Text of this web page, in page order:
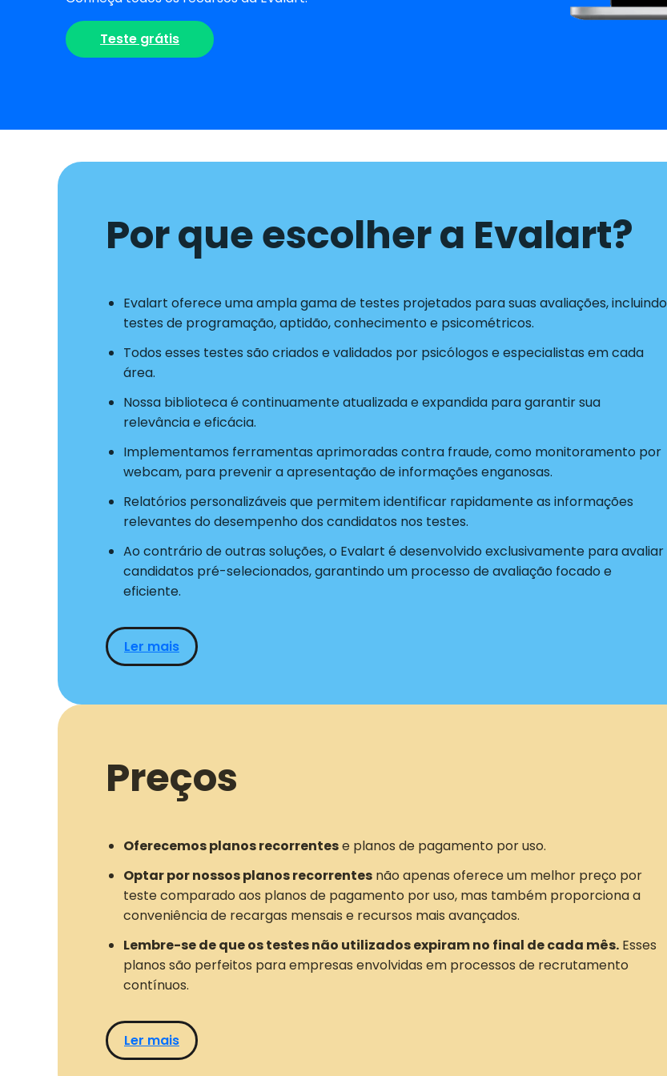
Teste grátis
Por que escolher a Evalart?
Evalart oferece uma ampla gama de testes projetados para suas avaliações, incluindo
testes de programação, aptidão, conhecimento e psicométricos.
Todos esses testes são criados e validados por psicólogos e especialistas em cada
área.
Nossa biblioteca é continuamente atualizada e expandida para garantir sua
relevância e eficácia.
Implementamos ferramentas aprimoradas contra fraude, como monitoramento por
webcam, para prevenir a apresentação de informações enganosas.
Relatórios personalizáveis que permitem identificar rapidamente as informações
relevantes do desempenho dos candidatos nos testes.
Ao contrário de outras soluções, o Evalart é desenvolvido exclusivamente para avaliar
candidatos pré-selecionados, garantindo um processo de avaliação focado e
eficiente.
Ler mais
Preços
Oferecemos planos recorrentese planos de pagamento por uso.
Optar por nossos planos recorrentes não apenas oferece um melhor preço por
teste comparado aos planos de pagamento por uso, mas também proporciona a
conveniência de recargas mensais e recursos mais avançados.
Lembre-se de que os testes não utilizados expiram no final de cada mês. Esses
planos são perfeitos para empresas envolvidas em processos de recrutamento
contínuos.
Ler mais